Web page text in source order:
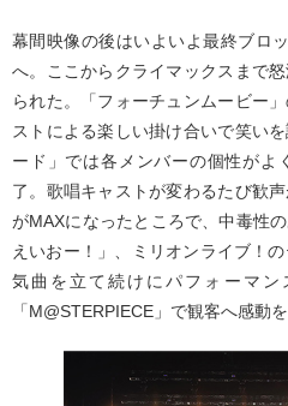
幕間映像の後はいよいよ最終ブロ
へ。ここからクライマックスまで
られた。「フォーチュンムービー
ストによる楽しい掛け合いで笑い
ード」では各メンバーの個性がよ
了。歌唱キャストが変わるたび歓
がMAXになったところで、中毒性
えいおー！」、ミリオンライブ！
気曲を立て続けにパフォーマン
「M@STERPIECE」で観客へ感動を